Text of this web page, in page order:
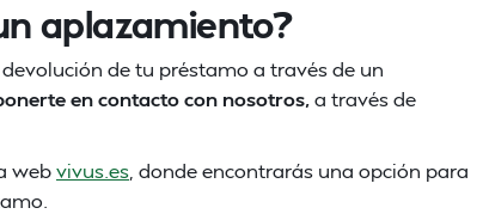
aplazamiento?
de tu préstamo a través de un
en contacto con nosotros,a través de
webvivus.es , donde encontrarás una opción para